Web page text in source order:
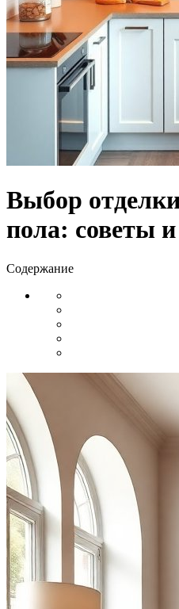
Выбор
пола: советы
Содержание